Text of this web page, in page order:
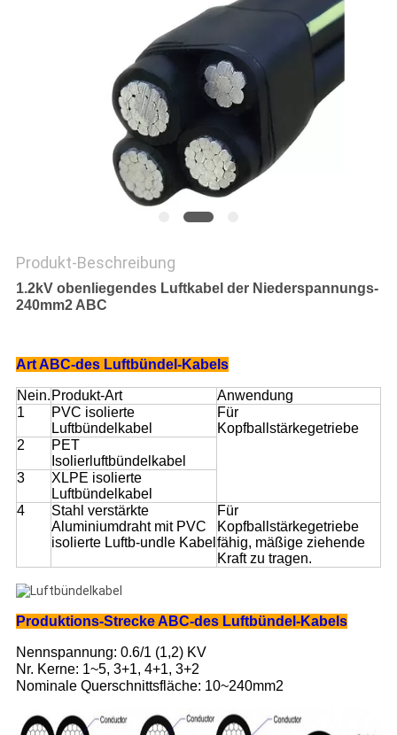
Produkt-Beschreibung
1.2kV obenliegendes Luftkabel der Niederspannungs-
240mm2 ABC
Art ABC-des Luftbündel-Kabels
Nein. Produkt-Art
Anwendung
1
PVC isolierte
Luftbündelkabel
Für
Kopfballstärkegetriebe
2
PET
Isolierluftbündelkabel
3
XLPE isolierte
Luftbündelkabel
4
Stahl verstärkte
Aluminiumdraht mit PVC
isolierte Luftb-undle Kabel
Für
Kopfballstärkegetriebe
fähig, mäßige ziehende
Kraft zu tragen.
Produktions-Strecke ABC-des Luftbündel-Kabels
Nennspannung: 0.6/1 (1,2) KV
Nr. Kerne: 1~5, 3+1, 4+1, 3+2
Nominale Querschnittsfläche: 10~240mm2